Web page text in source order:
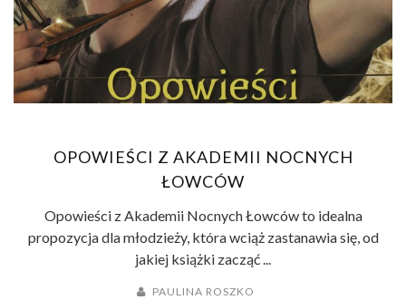
OPOWIEŚCI Z AKADEMII NOCNYCH
ŁOWCÓW
Opowieści z Akademii Nocnych Łowców to idealna
propozycja dla młodzieży, która wciąż zastanawia się, od
jakiej książki zacząć ...
PAULINA ROSZKO